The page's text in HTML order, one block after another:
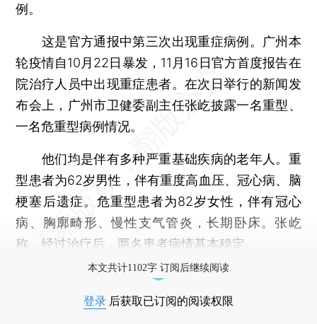
例。
这是官方通报中第三次出现重症病例。广州本
轮疫情自10月22日暴发，11月16日官方首度报告在
院治疗人员中出现重症患者。在次日举行的新闻发
布会上，广州市卫健委副主任张屹披露一名重型、
一名危重型病例情况。
他们均是伴有多种严重基础疾病的老年人。重
型患者为62岁男性，伴有重度高血压、冠心病、脑
梗塞后遗症。危重型患者为82岁女性，伴有冠心
病、胸廓畸形、慢性支气管炎，长期卧床。张屹
称，经过治疗后，两名患者病情基本稳定。
本文共计1102字 订阅后继续阅读
登录 后获取已订阅的阅读权限